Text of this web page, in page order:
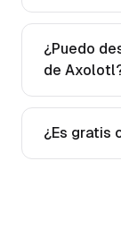
¿Puedo
de
¿Es gratis